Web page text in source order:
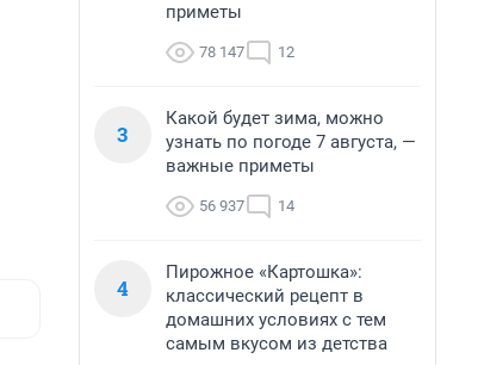
приметы
78 147 12
3
Какой будет зима, можно
узнать по погоде 7 августа, —
важные приметы
56 937 14
4
Пирожное «Картошка»:
классический рецепт в
домашних условиях с тем
самым вкусом из детства